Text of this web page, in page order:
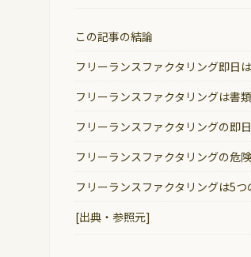
この記事の結論
フリーランスファクタリング即日
フリーランスファクタリングは書
フリーランスファクタリングの即
フリーランスファクタリングの危
フリーランスファクタリングは5
[出典・参照元]